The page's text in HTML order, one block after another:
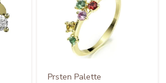
Prsten Palette